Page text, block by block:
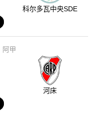
科尔多瓦中央SDE
阿甲
河床